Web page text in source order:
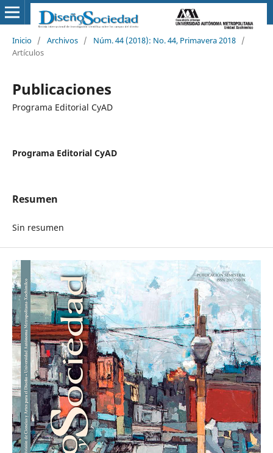
Inicio / Archivos / Núm. 44 (2018): No. 44, Primavera 2018 /
Artículos
Publicaciones
Programa Editorial CyAD
Programa Editorial CyAD
Resumen
Sin resumen